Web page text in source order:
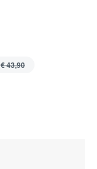
€ 43,90